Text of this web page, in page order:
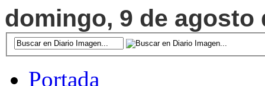
domingo, 9 de agosto
Portada